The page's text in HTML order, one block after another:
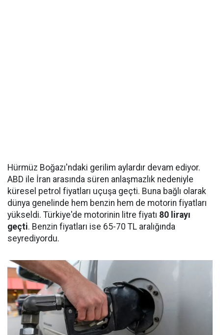
Hürmüz Boğazı'ndaki gerilim aylardır devam ediyor.
ABD ile İran arasında süren anlaşmazlık nedeniyle
küresel petrol fiyatları uçuşa geçti. Buna bağlı olarak
dünya genelinde hem benzin hem de motorin fiyatları
yükseldi. Türkiye'de motorinin litre fiyatı 80 lirayı
geçti. Benzin fiyatları ise 65-70 TL aralığında
seyrediyordu.